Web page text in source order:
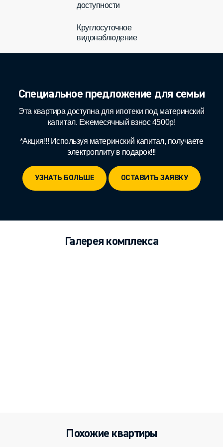
доступности
Круглосуточное
видонаблюдение
Специальное предложение для семьи
Эта квартира доступна для ипотеки под материнский
капитал. Ежемесячный взнос 4500р!
*Акция!!! Используя материнский капитал, получаете
электроплиту в подарок!!!
УЗНАТЬ БОЛЬШЕ ОСТАВИТЬ ЗАЯВКУ
Галерея комплекса
Похожие квартиры